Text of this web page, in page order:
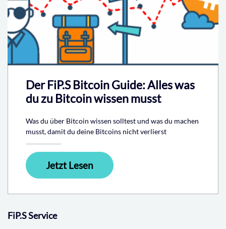
Der FiP.S Bitcoin Guide: Alles was
du zu Bitcoin wissen musst
Was du über Bitcoin wissen solltest und was du machen
musst, damit du deine Bitcoins nicht verlierst
Jetzt Lesen
FiP.S Service